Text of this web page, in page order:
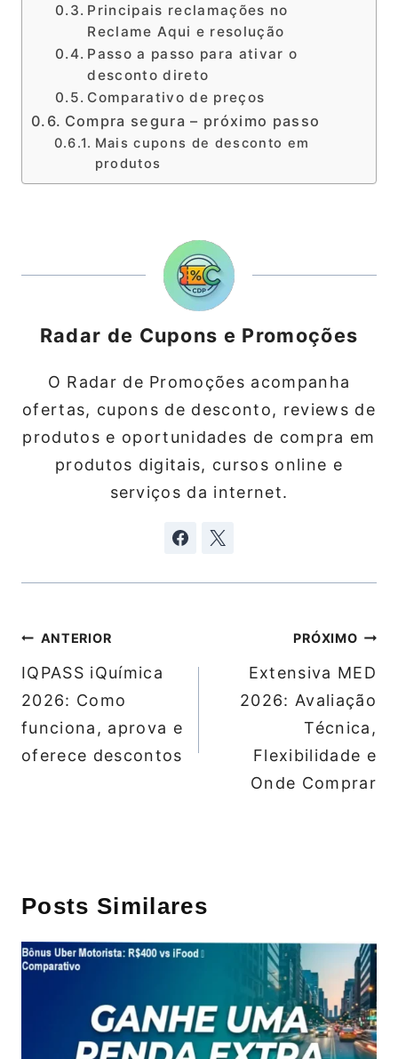
Principais reclamações no
Reclame Aqui e resolução
Passo a passo para ativar o
desconto direto
Comparativo de preços
Compra segura – próximo passo
Mais cupons de desconto em
produtos
Radar de Cupons e Promoções
O Radar de Promoções acompanha
ofertas, cupons de desconto, reviews de
produtos e oportunidades de compra em
produtos digitais, cursos online e
serviços da internet.
Navegação
de
Post
ANTERIOR
IQPASS iQuímica
2026: Como
funciona, aprova e
oferece descontos
PRÓXIMO
Extensiva MED
2026: Avaliação
Técnica,
Flexibilidade e
Onde Comprar
Posts Similares